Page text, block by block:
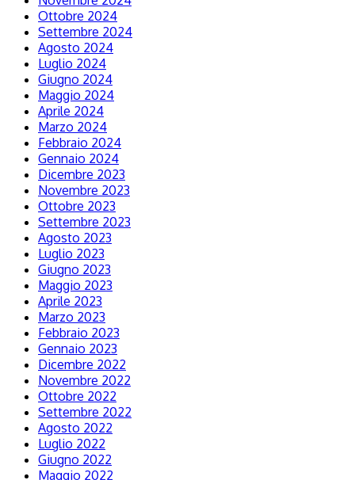
Ottobre 2024
Settembre 2024
Agosto 2024
Luglio 2024
Giugno 2024
Maggio 2024
Aprile 2024
Marzo 2024
Febbraio 2024
Gennaio 2024
Dicembre 2023
Novembre 2023
Ottobre 2023
Settembre 2023
Agosto 2023
Luglio 2023
Giugno 2023
Maggio 2023
Aprile 2023
Marzo 2023
Febbraio 2023
Gennaio 2023
Dicembre 2022
Novembre 2022
Ottobre 2022
Settembre 2022
Agosto 2022
Luglio 2022
Giugno 2022
Maggio 2022